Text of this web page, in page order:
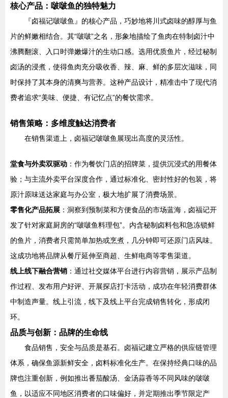
核心产品：啵啵鱼的独特魅力
『卤福记啵啵鱼』的核心产品，巧妙地将川式卤味的醇厚与鱼
片的鲜嫩相结合。其“啵啵”之名，形象地描绘了鱼肉在特制卤汁中
沸腾翻滚、入口时弹嫩爆汁的生动口感。选用优质鱼片，经过秘制
卤汤的浸煮，使得鱼肉充分吸收香、辣、麻、鲜的多层次滋味，同
时保持了其本身的清爽与营养。这种产品设计，精准击中了现代消
费者追求“美味、便捷、有记忆点”的餐饮需求。
销售策略：多维度触达消费者
在销售渠道上，卤福记啵啵鱼展现出高度的灵活性。
堂食与外卖双驱动 ：作为餐饮门店的招牌菜，提供沉浸式的用餐体
验；与主流外卖平台深度合作，通过标准化、密封性好的包装，将
原汁原味送达家庭与办公室，极大地扩展了消费场景。
零售化产品拓展 ：洞察到预制菜和方便食品的市场蓝海，卤福记开
发了针对家庭厨房的“啵啵鱼料理包”。内含秘制卤料包和急冻锁鲜
的鱼片，消费者只需简单加热或烹煮，几分钟即可还原门店风味。
这成功地将品牌从餐厅延伸至商超、生鲜电商等零售渠道。
线上线下融合营销 ：通过社交媒体平台进行内容营销，展示产品制
作过程、发布用户好评、开展探店打卡活动，成功在年轻消费群体
中制造声量。线上引流，线下及线上平台完成销售转化，形成闭
环。
品质与创新：品牌的生命线
食品销售，安全与品质是基石。卤福记建立严格的供应链管理
体系，确保鱼源新鲜安全，卤料标准化生产。在保持经典口味的品
牌也注重创新，例如推出番茄酸汤、金汤蒜香等不同风味的啵啵
鱼，以适应不同地区消费者的口味偏好，并定期推出季节限定产